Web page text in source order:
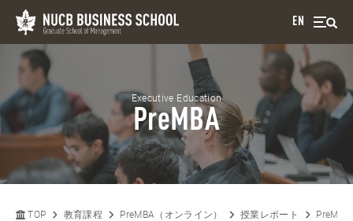
EN
Executive Education
PreMBA
TOP 教育課程 PreMBA（オンライン） 授業レポート